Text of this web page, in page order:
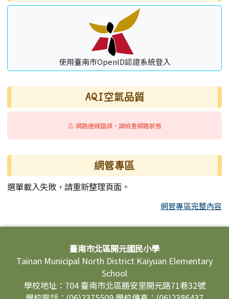
使用臺南市OpenID認證系統登入
AQI空氣品質
⚠️ 網路連線錯誤，請檢查網路狀態
網管專區
選單載入失敗，請重新整理頁面。
網管專區完整內容
頁尾區域內容臺南市北區開元國民小學
Tainan Municipal North District Kaiyuan Elementary
School
學校地址：704 臺南市北區勝安里開元路71巷32號